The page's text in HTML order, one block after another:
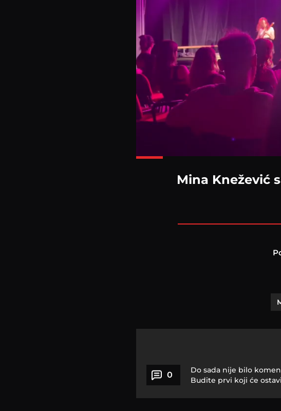
Mina Knežević
0
Do sada nije bilo
Budite prvi koji će